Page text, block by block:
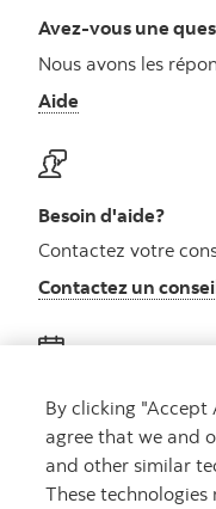
Avez-vous une
Nous avons les
Aide
Besoin d'aide?
Contactez votre
Contactez un
Obtenez des
Rencontrez un
Prenez rendez-
By clicking "Accept
agree that we and
and other similar
These